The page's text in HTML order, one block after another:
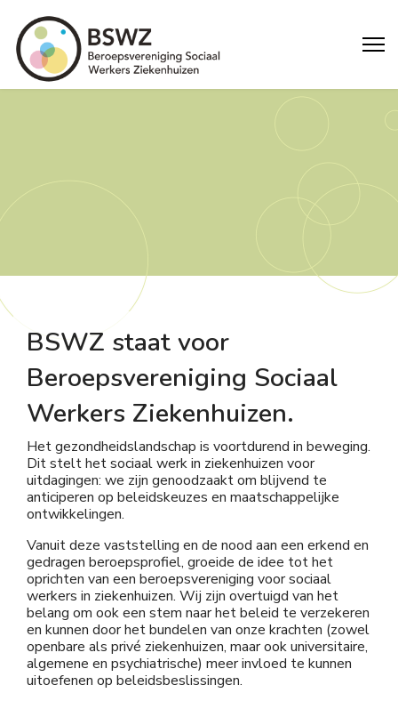
BSWZ staat voor
Beroepsvereniging Sociaal
Werkers Ziekenhuizen.
Het gezondheidslandschap is voortdurend in beweging.
Dit stelt het sociaal werk in ziekenhuizen voor
uitdagingen: we zijn genoodzaakt om blijvend te
anticiperen op beleidskeuzes en maatschappelijke
ontwikkelingen.
Vanuit deze vaststelling en de nood aan een erkend en
gedragen beroepsprofiel, groeide de idee tot het
oprichten van een beroepsvereniging voor sociaal
werkers in ziekenhuizen. Wij zijn overtuigd van het
belang om ook een stem naar het beleid te verzekeren
en kunnen door het bundelen van onze krachten (zowel
openbare als privé ziekenhuizen, maar ook universitaire,
algemene en psychiatrische) meer invloed te kunnen
uitoefenen op beleidsbeslissingen.